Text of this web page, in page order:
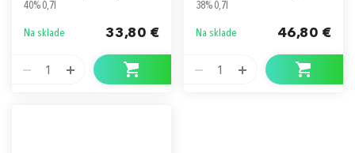
40% 0,7l
Na sklade 33,80 €
1
38% 0,7l
Na sklade 46,80 €
1